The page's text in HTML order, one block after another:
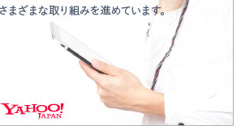
東野圭吾、伊坂幸太郎の人気シリーズ最新作どち
らも文庫化 映画化された直木賞受賞作もランク
イン［文庫ベストセラー］
Book Bang